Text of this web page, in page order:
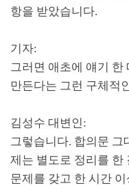
항을 받았습니다.
기자:
그러면 애초에 얘기 한
만든다는 그런 구체적
김성수 대변인:
그렇습니다. 합의문 그
제는 별도로 정리를 한
문제를 갖고 한 시간